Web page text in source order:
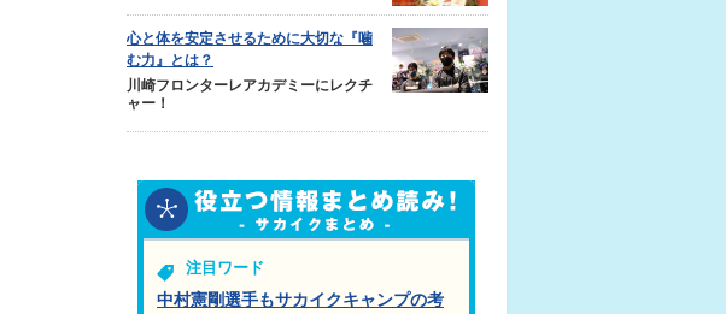
心と体を安定させるために大切な『噛
む力』とは？
川崎フロンターレアカデミーにレクチ
ャー！
注目ワード
中村憲剛選手もサカイクキャンプの考